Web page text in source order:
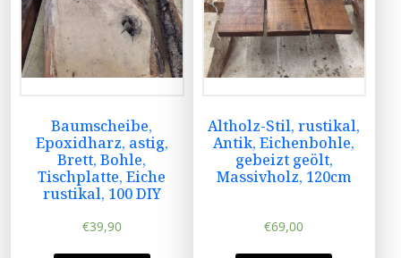
Baumscheibe,
Epoxidharz, astig,
Brett, Bohle,
Tischplatte, Eiche
rustikal, 100 DIY
€39,90
Altholz-Stil, rustikal,
Antik, Eichenbohle,
gebeizt geölt,
Massivholz, 120cm
€69,00